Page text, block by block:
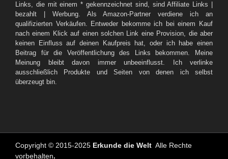
Links, die mit einem * gekennzeichnet sind, sind Affiliate Links |
bezahlt | Werbung. Als Amazon-Partner verdiene ich an
qualifizierten Verkäufen. Entweder bekomme ich bei einem Kauf
nach einem Klick auf einen solchen Link eine Provision, die aber
keinen Einfluss auf deinen Kaufpreis hat, oder ich habe einen
Beitrag für die Veröffentlichung des Links bekommen. Meine
Meinung bleibt davon immer unbeeinflusst. Ich verlinke
ausschließlich Produkte und Seiten von denen ich selbst
überzeugt bin.
Copyright © 2015-2025 Erkunde die Welt Alle Rechte
vorbehalten.